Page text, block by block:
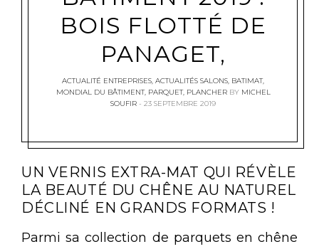
BOIS FLOTTÉ DE
PANAGET,
ACTUALITÉ ENTREPRISES ACTUALITÉS SALONS BATIMAT,
MONDIAL DU BÂTIMENT, PARQUET, PLANCHER BY MICHEL
SOUFIR
23 SEPTEMBRE 2019
UN VERNIS EXTRA-MAT QUI RÉVÈLE
LA BEAUTÉ DU CHÊNE AU NATUREL
DÉCLINÉ EN GRANDS FORMATS !
Parmi sa collection de parquets en chêne